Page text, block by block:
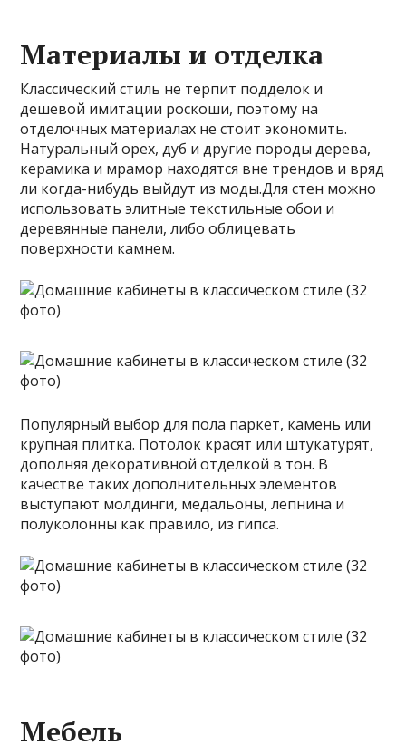
Материалы и отделка
Классический стиль не терпит подделок и
дешевой имитации роскоши, поэтому на
отделочных материалах не стоит экономить.
Натуральный орех, дуб и другие породы дерева,
керамика и мрамор находятся вне трендов и вряд
ли когда-нибудь выйдут из моды.Для стен можно
использовать элитные текстильные обои и
деревянные панели, либо облицевать
поверхности камнем.
Популярный выбор для пола паркет, камень или
крупная плитка. Потолок красят или штукатурят,
дополняя декоративной отделкой в тон. В
качестве таких дополнительных элементов
выступают молдинги, медальоны, лепнина и
полуколонны как правило, из гипса.
Мебель